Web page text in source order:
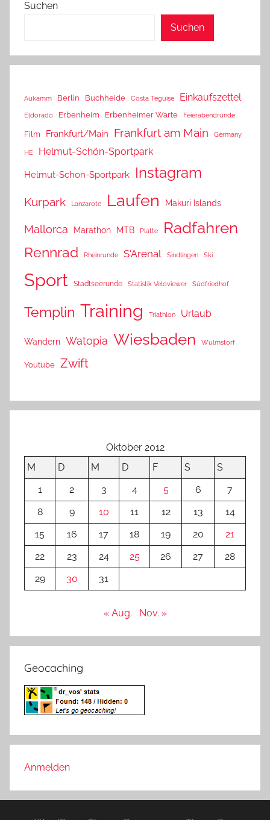
Suchen
Suchen
Aukamm Berlin Buchheide Costa Teguise Einkaufszettel
Eldorado Erbenheim Erbenheimer Warte Feierabendrunde
Film Frankfurt/Main Frankfurt am Main Germany
HE Helmut-Schön-Sportpark
Helmut-Schön-Sportpark Instagram
Kurpark Lanzarote Laufen Makuri Islands
Mallorca Marathon MTB Platte Radfahren
Rennrad Rheinrunde S'Arenal Sindlingen Ski
Sport Stadtseerunde Statistik Veloviewer Südfriedhof
Templin Training Triathlon Urlaub
Wandern Watopia Wiesbaden Wulmstorf
Youtube Zwift
Oktober 2012
M
D M D F S
S
1
2 3 4 5 6
7
8
9 10 11 12 13
14
15
16 17 18 19 20
21
22
23 24 25 26 27
28
29
30 31
« Aug. Nov. »
Geocaching
Anmelden